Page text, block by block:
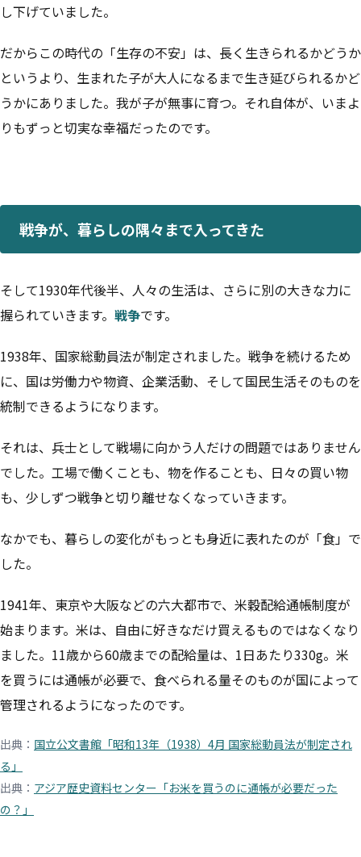
し下げていました。
だからこの時代の「生存の不安」は、長く生きられるかどうか
というより、生まれた子が大人になるまで生き延びられるかど
うかにありました。我が子が無事に育つ。それ自体が、いまよ
りもずっと切実な幸福だったのです。
戦争が、暮らしの隅々まで入ってきた
そして1930年代後半、人々の生活は、さらに別の大きな力に
握られていきます。 戦争です。
1938年、国家総動員法が制定されました。戦争を続けるため
に、国は労働力や物資、企業活動、そして国民生活そのものを
統制できるようになります。
それは、兵士として戦場に向かう人だけの問題ではありません
でした。工場で働くことも、物を作ることも、日々の買い物
も、少しずつ戦争と切り離せなくなっていきます。
なかでも、暮らしの変化がもっとも身近に表れたのが「食」で
した。
1941年、東京や大阪などの六大都市で、米穀配給通帳制度が
始まります。米は、自由に好きなだけ買えるものではなくなり
ました。11歳から60歳までの配給量は、1日あたり330g。米
を買うには通帳が必要で、食べられる量そのものが国によって
管理されるようになったのです。
出典： 国立公文書館「昭和13年（1938）4月 国家総動員法が制定され
る」
出典： アジア歴史資料センター「お米を買うのに通帳が必要だった
の？」